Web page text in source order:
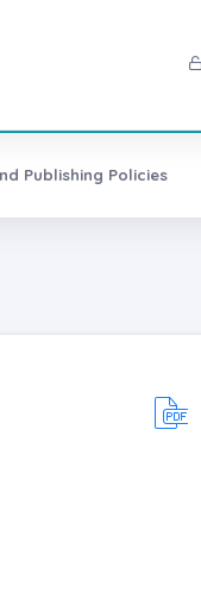
Publishing Policies